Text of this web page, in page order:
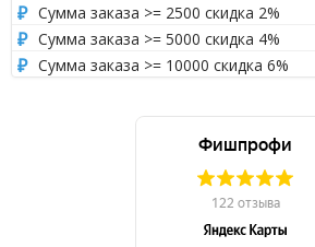
Сумма заказа >= 2500 скидка 2%
Сумма заказа >= 5000 скидка 4%
Сумма заказа >= 10000 скидка 6%